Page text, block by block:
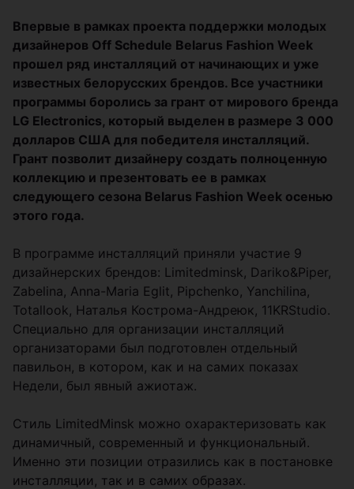
Впервые в рамках проекта поддержки молодых
дизайнеров Off Schedule Belarus Fashion Week
прошел ряд инсталляций от начинающих и уже
известных белорусских брендов. Все участники
программы боролись за грант от мирового бренда
LG Electronics, который выделен в размере 3 000
долларов США для победителя инсталляций.
Грант позволит дизайнеру создать полноценную
коллекцию и презентовать ее в рамках
следующего сезона Belarus Fashion Week осенью
этого года.
В программе инсталляций приняли участие 9
дизайнерских брендов: Limitedminsk, Dariko&Piper,
Zabelina, Anna-Maria Eglit, Pipchenko, Yanchilina,
Totallook, Наталья Кострома-Андреюк, 11KRStudio.
Специально для организации инсталляций
организаторами был подготовлен отдельный
павильон, в котором, как и на самих показах
Недели, был явный ажиотаж.
Стиль LimitedMinsk можно охарактеризовать как
динамичный, современный и функциональный.
Именно эти позиции отразились как в постановке
инсталляции, так и в самих образах.